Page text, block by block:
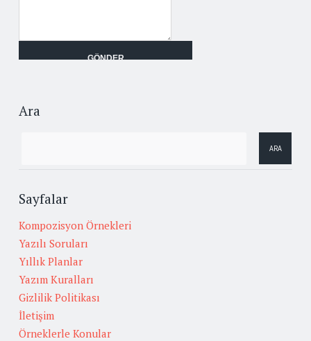
Ara
Sayfalar
Kompozisyon Örnekleri
Yazılı Soruları
Yıllık Planlar
Yazım Kuralları
Gizlilik Politikası
İletişim
Örneklerle Konular